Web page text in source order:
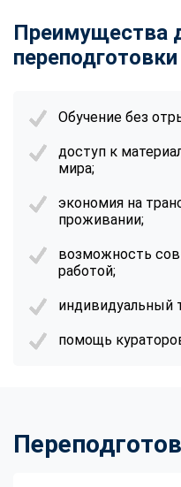
Преимущества
переподготовки
Обучение без
доступ к
мира;
экономия на
проживании;
возможность
работой;
индивидуальный
помощь